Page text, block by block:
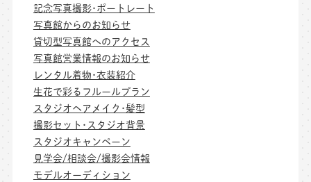
記念写真撮影･ポートレート
写真館からのお知らせ
貸切型写真館へのアクセス
写真館営業情報のお知らせ
レンタル着物･衣装紹介
生花で彩るフルールプラン
スタジオヘアメイク･髪型
撮影セット･スタジオ背景
スタジオキャンペーン
見学会/相談会/撮影会情報
モデルオーディション